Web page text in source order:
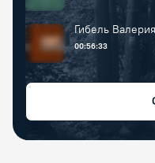
Гибель
00:56:33